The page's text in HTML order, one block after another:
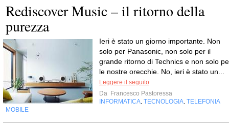
Rediscover Music – il ritorno della
purezza
Ieri è stato un giorno importante. Non
solo per Panasonic, non solo per il
grande ritorno di Technics e non solo
le nostre orecchie. No, ieri è stato un...
Leggere il seguito
Da Francesco Pastoressa
INFORMATICA TECNOLOGIA TELEFONIA
MOBILE